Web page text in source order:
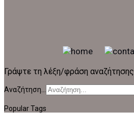
Γράψτε τη λέξη/φράση αναζήτησης
Αναζήτηση...
Popular Tags